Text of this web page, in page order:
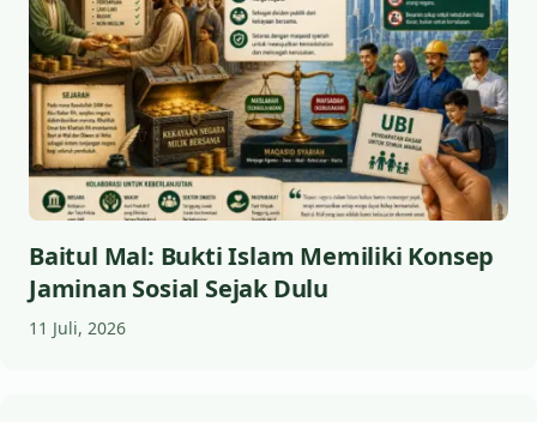
Baitul Mal: Bukti Islam Memiliki Konsep
Jaminan Sosial Sejak Dulu
11 Juli, 2026